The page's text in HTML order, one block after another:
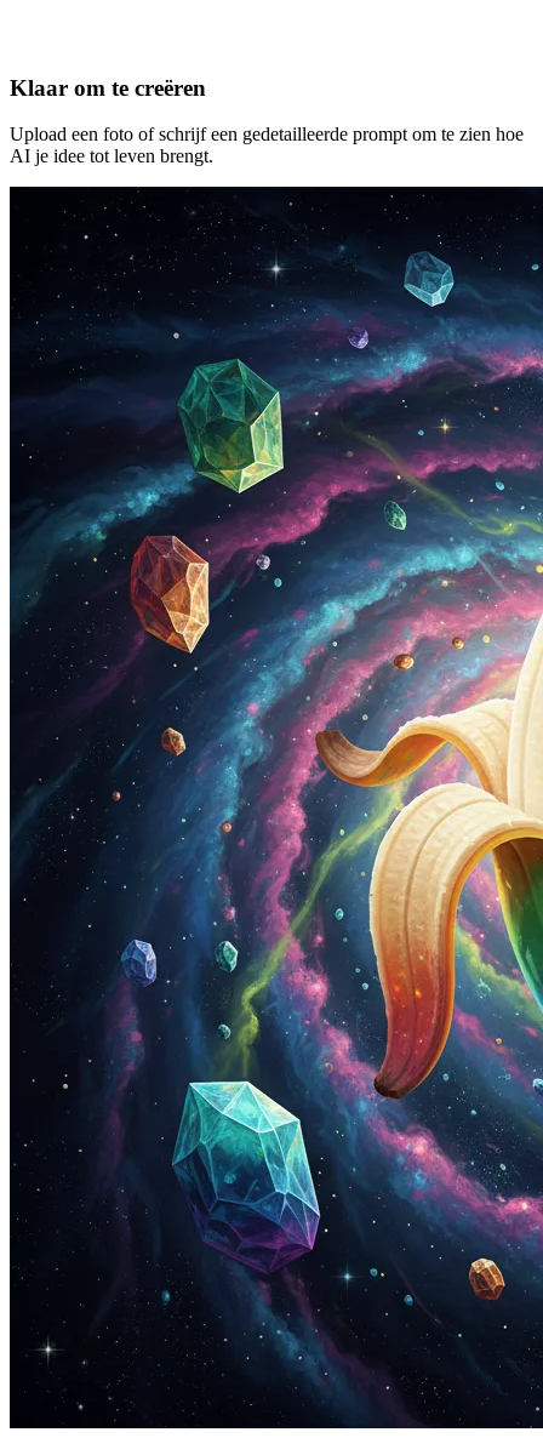
Klaar om te creëren
Upload een foto of schrijf een gedetailleerde prompt om te zien hoe
AI je idee tot leven brengt.